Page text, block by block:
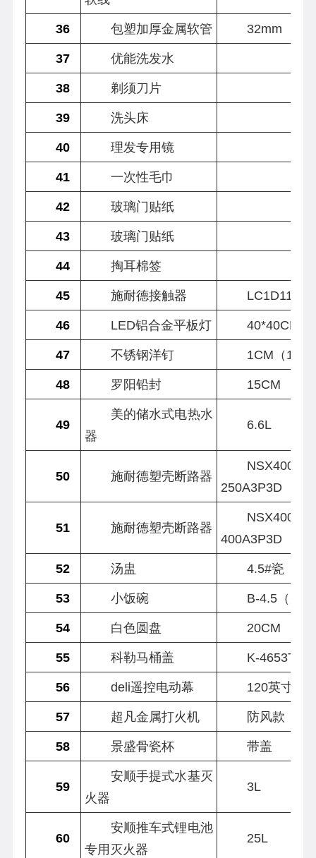
36
包塑加厚金属软管
32mm
37
优能洗发水
38
剃须刀片
39
洗头床
40
理发专用镜
41
一次性毛巾
42
玻璃门贴纸
43
玻璃门贴纸
44
掏耳棉签
45
施耐德接触器
46
LED铝合金平板灯
40*40CM定
47
不锈钢洋钉
1CM（1斤
48
罗阳铅封 15CM
49
美的储水式电热水
器
6.6L
50 施耐德塑壳断路器
NSX400N-
250A3P3D
51 施耐德塑壳断路器
NSX400N-
400A3P3D
52
汤盅
4.5#瓷
53
小饭碗
B-4.5（厚
54
白色圆盘
20CM
55
科勒马桶盖
K-4653T
56
deli遥控电动幕
120英寸
57
超凡金属打火机
防风款
58
景盛骨瓷杯 带盖
59
安顺手提式水基灭
火器
3L
60
安顺推车式锂电池
专用灭火器
25L